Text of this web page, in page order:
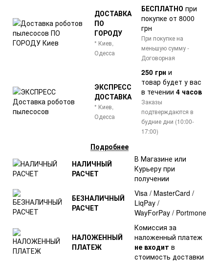
ДОСТАВКА
ПО
ГОРОДУ
* Киев,
Одесса
БЕСПЛАТНО при
покупке от 8000
грн
При покупке на
меньшую сумму -
Договорная
ЭКСПРЕСС
ДОСТАВКА
* Киев,
Одесса
250 грн и
товар будет у вас
в течении 4 часов
Заказы
подтверждаются в
будние дни (10:00-
17:00)
Подробнее
НАЛИЧНЫЙ
РАСЧЕТ
В Магазине или
Курьеру при
получении
БЕЗНАЛИЧНЫЙ
РАСЧЕТ
Visa / MasterCard /
LiqPay /
WayForPay / Portmone
НАЛОЖЕННЫЙ
ПЛАТЕЖ
Комиссия за
наложенный платеж
не входит в
стоимость доставки